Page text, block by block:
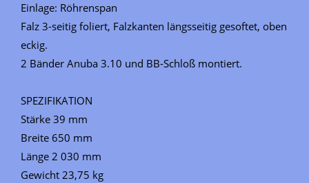
Einlage: Röhrenspan
Falz 3-seitig foliert, Falzkanten längsseitig gesoftet, oben
eckig.
2 Bänder Anuba 3.10 und BB-Schloß montiert.
SPEZIFIKATION
Stärke 39 mm
Breite 650 mm
Länge 2 030 mm
Gewicht 23,75 kg